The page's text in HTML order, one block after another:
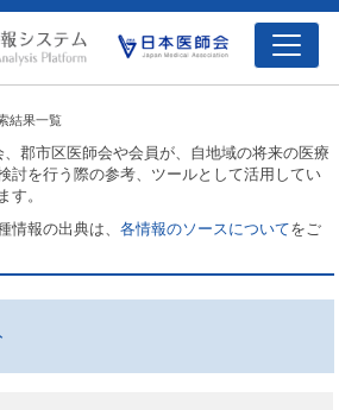
結果一覧
郡市区医師会や会員が、自地域の将来の医療
討を行う際の参考、ツールとして活用してい
す。
情報の出典は、各情報のソースについてをご